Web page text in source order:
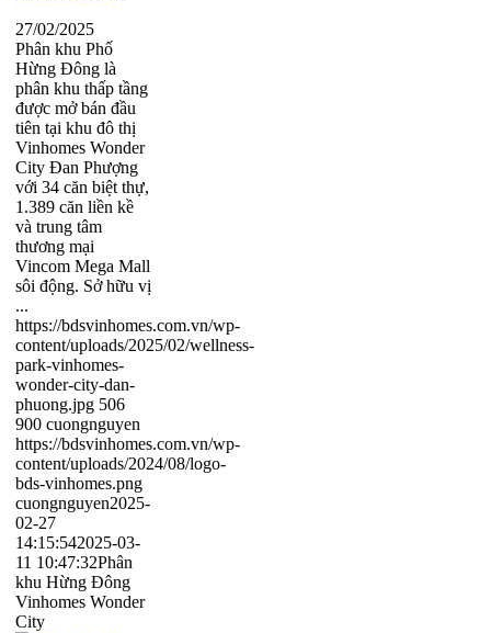
27/02/2025
Phân khu Phố
Hừng Đông là
phân khu thấp tầng
được mở bán đầu
tiên tại khu đô thị
Vinhomes Wonder
City Đan Phượng
với 34 căn biệt thự,
1.389 căn liền kề
và trung tâm
thương mại
Vincom Mega Mall
sôi động. Sở hữu vị
...
https://bdsvinhomes.com.vn/wp-
content/uploads/2025/02/wellness-
park-vinhomes-
wonder-city-dan-
phuong.jpg 506
900 cuongnguyen
https://bdsvinhomes.com.vn/wp-
content/uploads/2024/08/logo-
bds-vinhomes.png
cuongnguyen2025-
02-27
14:15:542025-03-
11 10:47:32Phân
khu Hừng Đông
Vinhomes Wonder
City